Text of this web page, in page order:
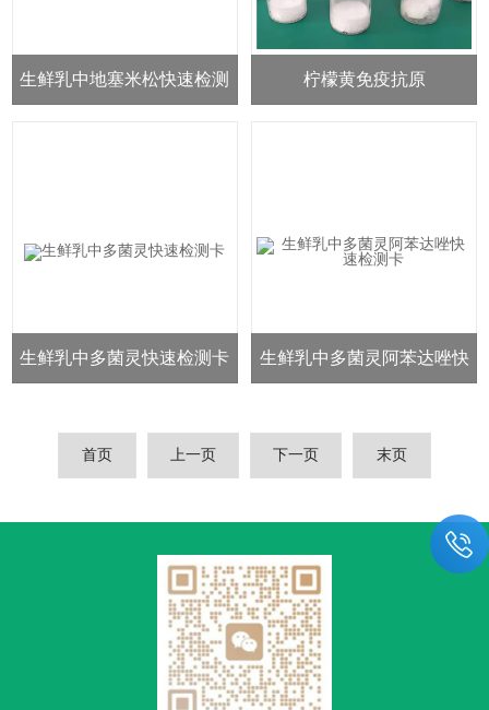
生鲜乳中地塞米松快速检测 柠檬黄免疫抗原
生鲜乳中多菌灵快速检测卡 生鲜乳中多菌灵阿苯达唑快
首页 上一页 下一页 末页